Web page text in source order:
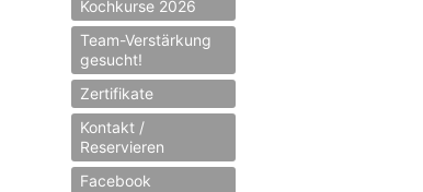
Kochkurse 2026
Team-Verstärkung
gesucht!
Zertifikate
Kontakt /
Reservieren
Facebook